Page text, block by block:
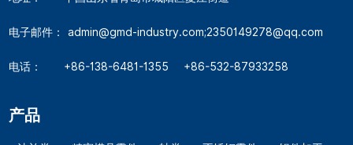
电子邮件： admin@gmd-industry.com;2350149278@qq.com
电话： +86-138-6481-1355 +86-532-87933258
产品